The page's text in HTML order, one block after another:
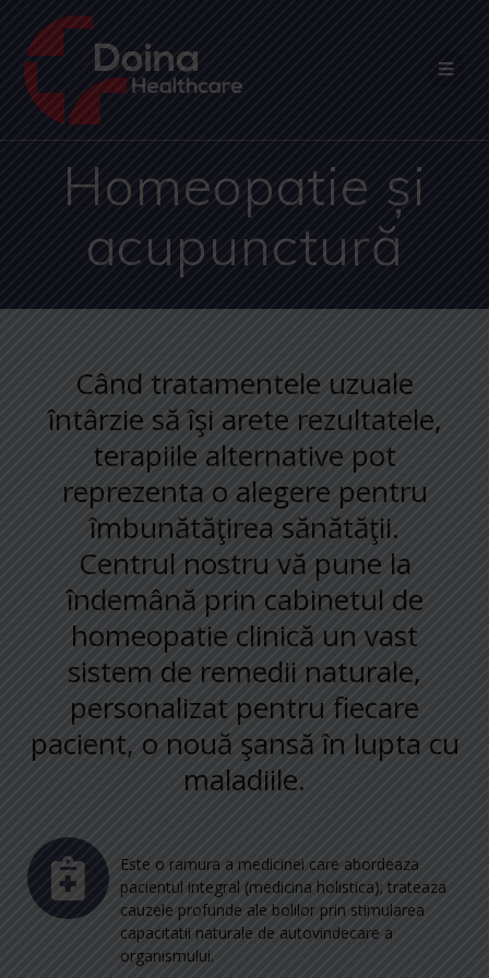
Homeopatie și
acupunctură
Când tratamentele uzuale
întârzie să îşi arete rezultatele,
terapiile alternative pot
reprezenta o alegere pentru
îmbunătăţirea sănătăţii.
Centrul nostru vă pune la
îndemână prin cabinetul de
homeopatie clinică un vast
sistem de remedii naturale,
personalizat pentru fiecare
pacient, o nouă şansă în lupta cu
maladiile.
Este o ramura a medicinei care abordeaza
pacientul integral (medicina holistica); trateaza
cauzele profunde ale bolilor prin stimularea
capacitatii naturale de autovindecare a
organismului.